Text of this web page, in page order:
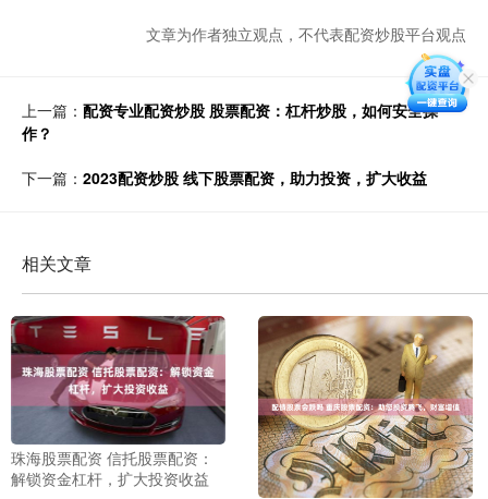
文章为作者独立观点，不代表配资炒股平台观点
上一篇： 配资专业配资炒股 股票配资：杠杆炒股，如何安全操
作？
下一篇： 2023配资炒股 线下股票配资，助力投资，扩大收益
相关文章
珠海股票配资 信托股票配资：
解锁资金杠杆，扩大投资收益